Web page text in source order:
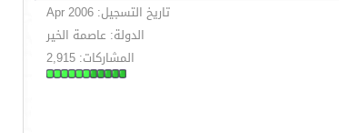
تاريخ التسجيل: Apr 2006
الدولة: عاصمة الخير
المشاركات: 2,915